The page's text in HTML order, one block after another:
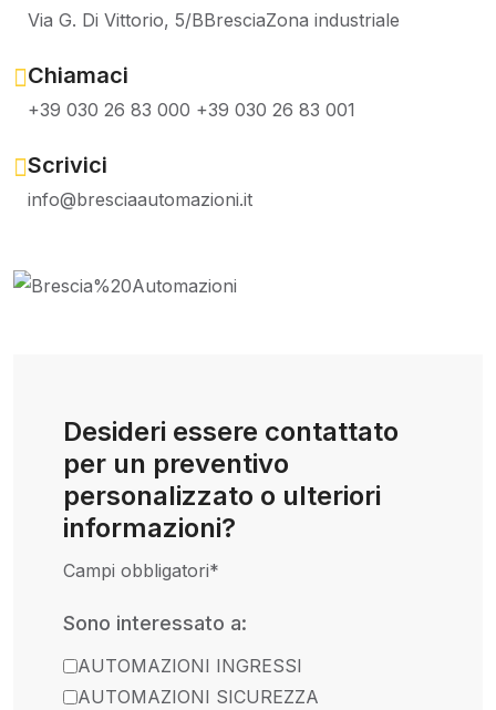
Via G. Di Vittorio, 5/BBresciaZona industriale
Chiamaci
+39 030 26 83 000 +39 030 26 83 001
Scrivici
info@bresciaautomazioni.it
Desideri essere contattato
per un preventivo
personalizzato o ulteriori
informazioni?
Campi obbligatori*
Sono interessato a:
AUTOMAZIONI INGRESSI
AUTOMAZIONI SICUREZZA